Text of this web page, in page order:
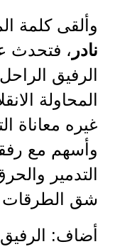
وألقى كلمة
نادر ، فتحدث
الرفيق
المحاولة
غيره معاناة
وأسهم مع
التدمير
شق الطرقات
أضاف: